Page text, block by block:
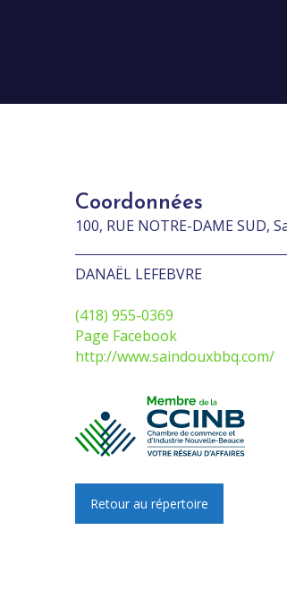
Coordonnées
100, RUE NOTRE-DAME SUD,
DANAËL LEFEBVRE
(418) 955-0369
Page Facebook
http://www.saindouxbbq.com/
Retour au répertoire